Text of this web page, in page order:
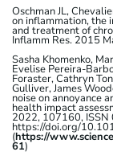
Oschman JL,
on inflammation, the
and treatment of
Inflamm Res. 2015
Sasha Khomenko,
Evelise Pereira-
Foraster, Cathryn
Gulliver, James
noise on annoyance
health impact
2022, 107160,
https://doi.org/
(https://
61)